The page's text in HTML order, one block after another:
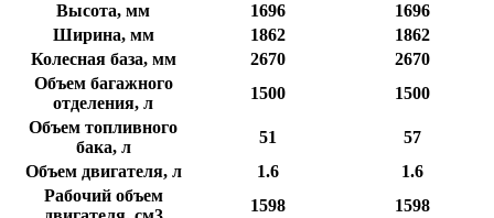
Высота, мм
1696
1696
Ширина, мм
1862
1862
Колесная база, мм
2670
2670
Объем багажного
отделения, л
1500
1500
Объем топливного
бака, л
51
57
Объем двигателя, л
1.6
1.6
Рабочий объем
1598
1598